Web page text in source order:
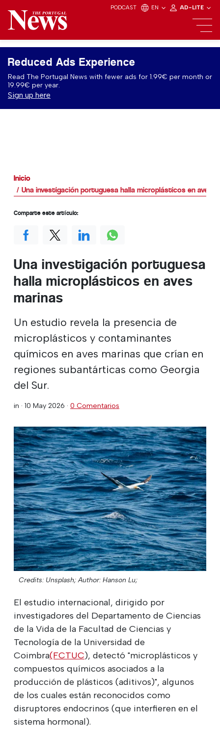
PODCAST EN AD-LITE
Reduced Ads Experience
Read The Portugal News with fewer ads for 1.99€ per month or
19.99€ per year.
Sign up here
Inicio
Una investigación portuguesa halla microplásticos en aves
Una investigación portuguesa
halla microplásticos en aves
marinas
Un estudio revela la presencia de
microplásticos y contaminantes
químicos en aves marinas que crían en
regiones subantárticas como Georgia
del Sur.
in · 10 May 2026 · 0 Comentarios
Credits: Unsplash; Author: Hanson Lu;
El estudio internacional, dirigido por
investigadores del Departamento de Ciencias
de la Vida de la Facultad de Ciencias y
Tecnología de la Universidad de
Coimbra(FCTUC), detectó "microplásticos y
compuestos químicos asociados a la
producción de plásticos (aditivos)", algunos
de los cuales están reconocidos como
disruptores endocrinos (que interfieren en el
sistema hormonal).
Comparte este artículo: